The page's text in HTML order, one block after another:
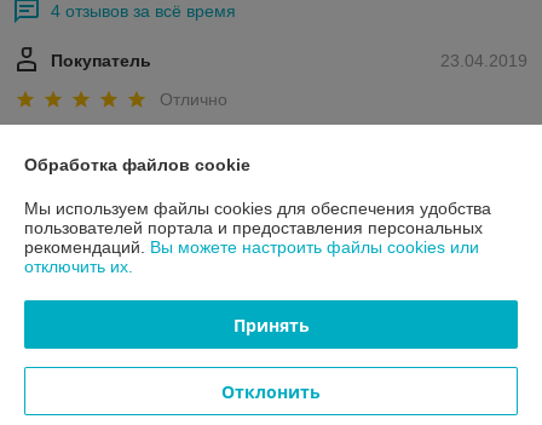
4 отзывов за всё время
23.04.2019
Покупатель
Отлично
19.12.2018
Снежана
Отлично
Обработка файлов cookie
Мы используем файлы cookies для обеспечения удобства
пользователей портала и предоставления персональных
рекомендаций. Вы можете настроить файлы cookies или
отключить их.
Принять
Отклонить